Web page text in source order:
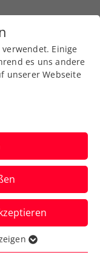
US-
Melbourne
der
Einige
es uns andere
unserer Webseite